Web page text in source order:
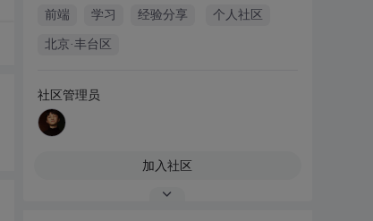
前端 学习 经验分享 个人社区
北京·丰台区
社区管理员
加入社区